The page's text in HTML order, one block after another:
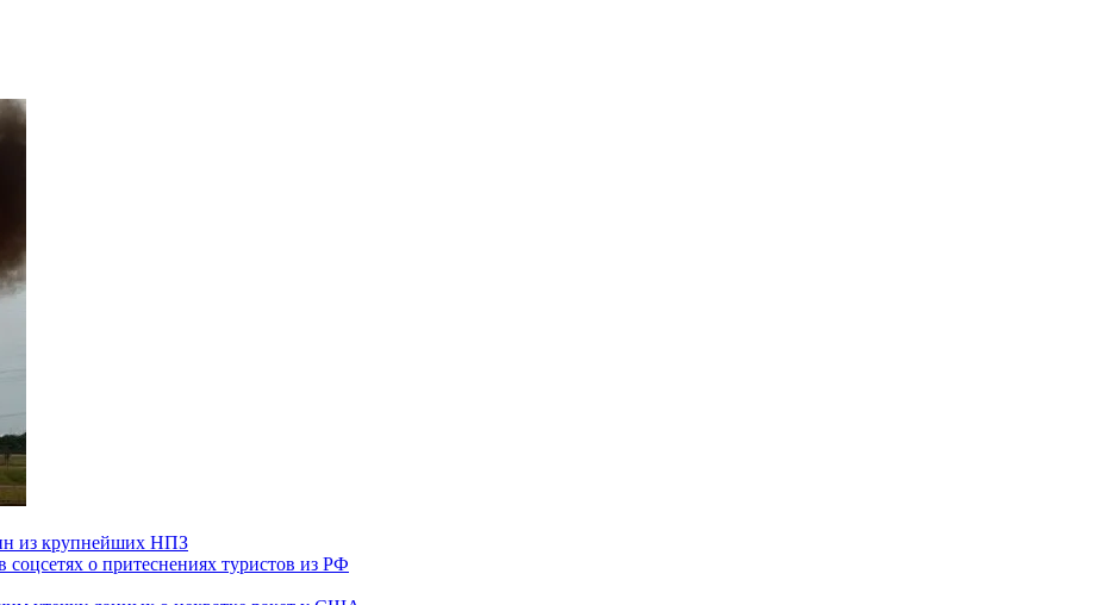
из крупнейших НПЗ
соцсетях о притеснениях туристов из РФ